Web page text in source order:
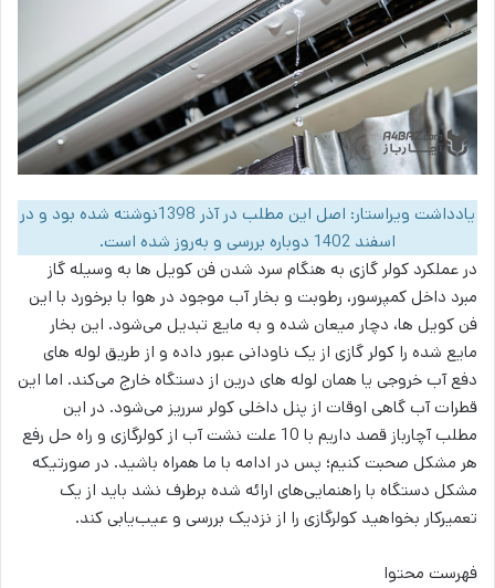
یادداشت ویراستار: اصل این مطلب در آذر 1398نوشته شده بود و در
اسفند 1402 دوباره بررسی و به‌روز شده است.
در عملکرد کولر گازی به هنگام سرد شدن فن کویل ها به وسیله گاز
مبرد داخل کمپرسور، رطوبت و بخار آب موجود در هوا با برخورد با این
فن کویل ها، دچار میعان شده و به مایع تبدیل می‌شود. این بخار
مایع شده را کولر گازی از یک ناودانی عبور داده و از طریق لوله های
دفع آب خروجی یا همان لوله های درین از دستگاه خارج می‌کند. اما این
قطرات آب گاهی اوقات از پنل داخلی کولر سرریز می‌شود. در این
مطلب آچارباز قصد داریم با 10 علت نشت آب از کولرگازی و راه حل رفع
هر مشکل صحبت کنیم؛ پس در ادامه با ما همراه باشید. در صورتیکه
مشکل دستگاه با راهنمایی‌های ارائه شده برطرف نشد باید از یک
تعمیرکار بخواهید کولرگازی را از نزدیک بررسی و عیب‌یابی کند.
فهرست محتوا